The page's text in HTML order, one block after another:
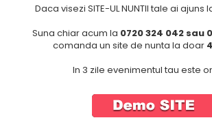
Baloane & decoratiuni BOTEZ
Trusouri & Lumanari Botez
Daca visezi SITE-UL NUNTII tale ai ajuns
Suna chiar acum la 0720 324 042 sau
comanda un site de nunta la doar
In 3 zile evenimentul tau este